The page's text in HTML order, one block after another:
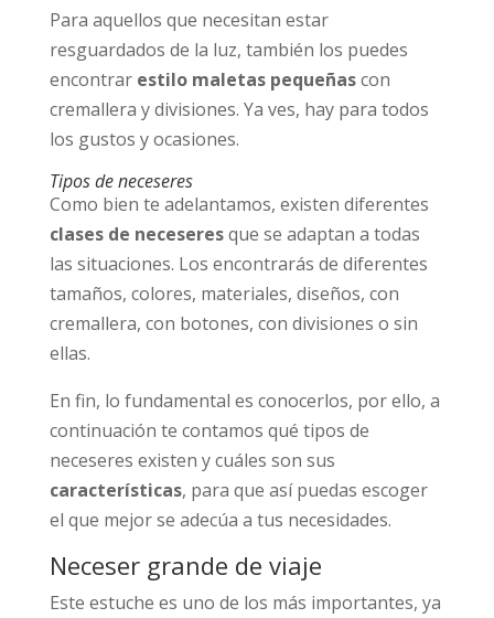
Para aquellos que necesitan estar
resguardados de la luz, también los puedes
encontrar estilo maletas pequeñascon
cremallera y divisiones. Ya ves, hay para todos
los gustos y ocasiones.
Tipos de neceseres
Como bien te adelantamos, existen diferentes
clases de neceseresque se adaptan a todas
las situaciones. Los encontrarás de diferentes
tamaños, colores, materiales, diseños, con
cremallera, con botones, con divisiones o sin
ellas.
En fin, lo fundamental es conocerlos, por ello, a
continuación te contamos qué tipos de
neceseres existen y cuáles son sus
características, para que así puedas escoger
el que mejor se adecúa a tus necesidades.
Neceser grande de viaje
Este estuche es uno de los más importantes, ya